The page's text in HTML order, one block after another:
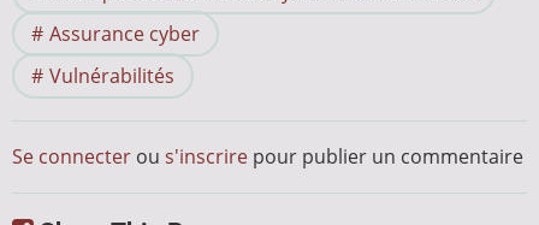
Assurance cyber
Vulnérabilités
Se connecter ou s'inscrire pour publier un commentaire